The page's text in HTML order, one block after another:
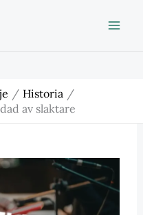
Historia
av slaktare